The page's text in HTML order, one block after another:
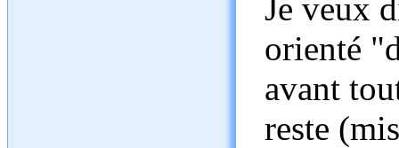
Je veux
orienté
avant
reste